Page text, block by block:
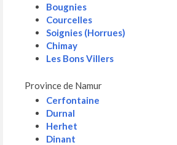
Bougnies
Courcelles
Soignies (Horrues)
Chimay
Les Bons Villers
Province de Namur
Cerfontaine
Durnal
Herhet
Dinant